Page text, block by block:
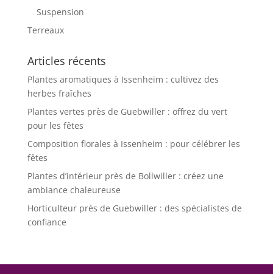
Suspension
Terreaux
Articles récents
Plantes aromatiques à Issenheim : cultivez des
herbes fraîches
Plantes vertes près de Guebwiller : offrez du vert
pour les fêtes
Composition florales à Issenheim : pour célébrer les
fêtes
Plantes d’intérieur près de Bollwiller : créez une
ambiance chaleureuse
Horticulteur près de Guebwiller : des spécialistes de
confiance